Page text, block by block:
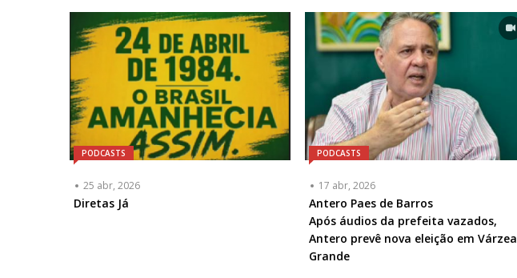
-
Opcional
-
Opcional
PODCASTS
25 abr, 2026
Diretas Já
PODCASTS
17 abr, 2026
Articulista
ou
Chamada
-
Antero Paes de Barros
Após áudios da prefeita vazados,
Antero prevê nova eleição em Várzea
Grande